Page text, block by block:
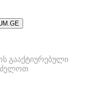
გააქტიურებული